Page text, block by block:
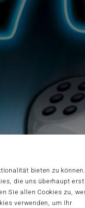
bieten zu können.
die uns überhaupt erst
Sie allen Cookies zu,
verwenden, um Ihr